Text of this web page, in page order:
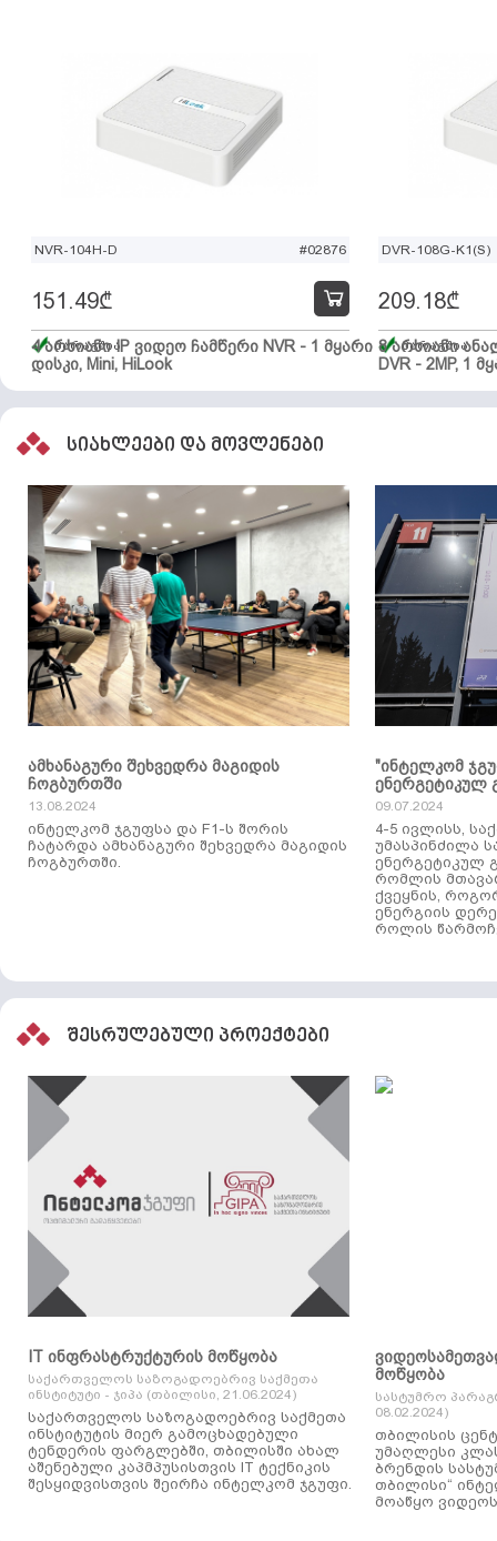
NVR-104H-D #02876
4 არხიანი IP ვიდეო ჩამწერი NVR - 1 მყარი
დისკი, Mini, HiLook
151.49₾
მარაგშია
DVR-108G-K1(S)
8 არხიანი
DVR - 2MP, 1
209.18₾
მარაგშია
სიახლეები და მოვლენები
ამხანაგური შეხვედრა მაგიდის
ჩოგბურთში
13.08.2024
ინტელკომ ჯგუფსა და F1-ს შორის
ჩატარდა ამხანაგური შეხვედრა მაგიდის
ჩოგბურთში.
"ინტელკომ
ენერგეტიკულ
09.07.2024
4-5 ივლისს,
უმასპინძილა
ენერგეტიკულ
რომლის
ქვეყნის,
ენერგიის
როლის
შესრულებული პროექტები
IT ინფრასტრუქტურის მოწყობა
საქართველოს საზოგადოებრივ საქმეთა
ინსტიტუტი - ჯიპა (თბილისი, 21.06.2024)
საქართველოს საზოგადოებრივ საქმეთა
ინსტიტუტის მიერ გამოცხადებული
ტენდერის ფარგლებში, თბილისში ახალ
აშენებული კაპმპუსისთვის IT ტექნიკის
შესყიდვისთვის შეირჩა ინტელკომ ჯგუფი.
მოწყობა
სასტუმრო
08.02.2024)
თბილისის
უმაღლესი
ბრენდის
თბილისი“
მოაწყო